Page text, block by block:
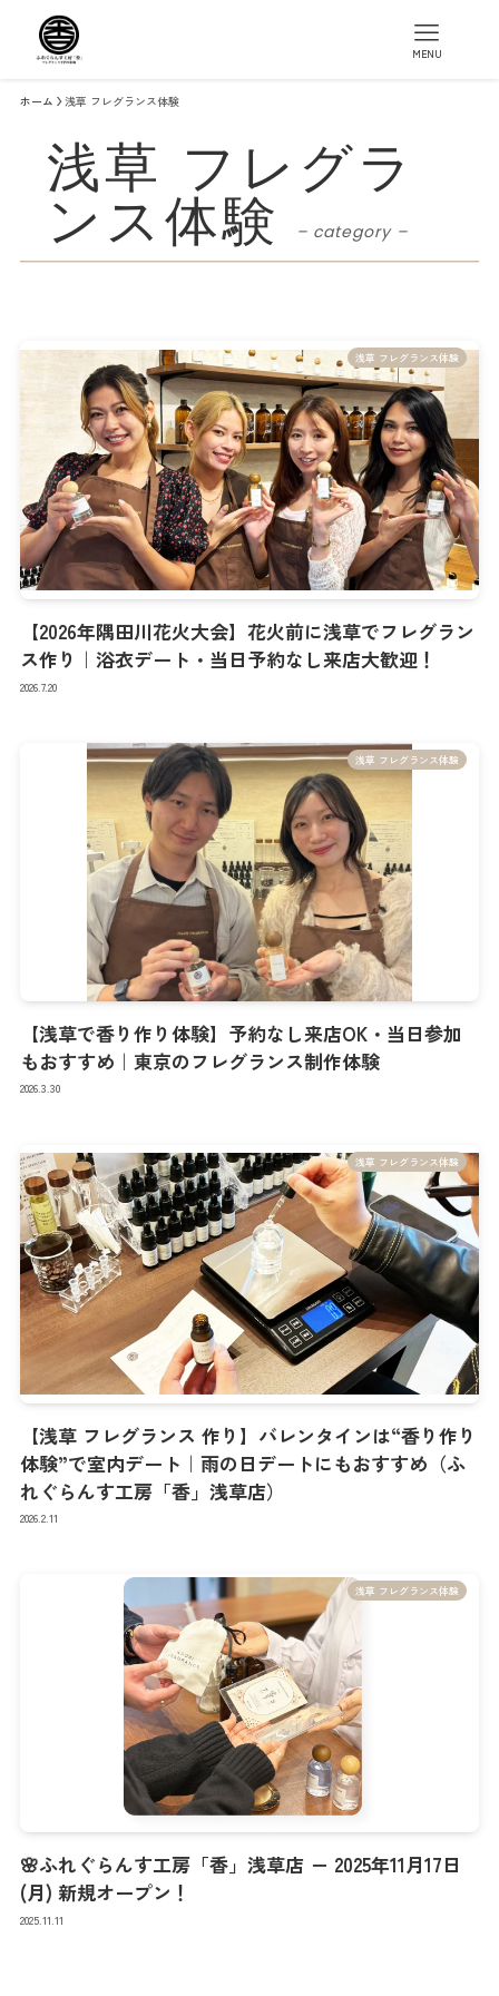
MENU
ホーム 浅草 フレグランス体験
浅草 フレグラ
ンス体験 – category –
浅草 フレグランス体験
【2026年隅田川花火大会】花火前に浅草でフレグラン
ス作り｜浴衣デート・当日予約なし来店大歓迎！
2026.7.20
浅草 フレグランス体験
【浅草で香り作り体験】予約なし来店OK・当日参加
もおすすめ｜東京のフレグランス制作体験
2026.3.30
浅草 フレグランス体験
【浅草 フレグランス 作り】バレンタインは“香り作り
体験”で室内デート｜雨の日デートにもおすすめ（ふ
れぐらんす工房「香」浅草店）
2026.2.11
浅草 フレグランス体験
🌸ふれぐらんす工房「香」浅草店 － 2025年11月17日
(月) 新規オープン！
2025.11.11